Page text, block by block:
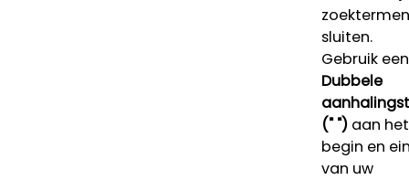
sluiten.
Gebruik een
Dubbele
(" ")aan het
begin en
van uw